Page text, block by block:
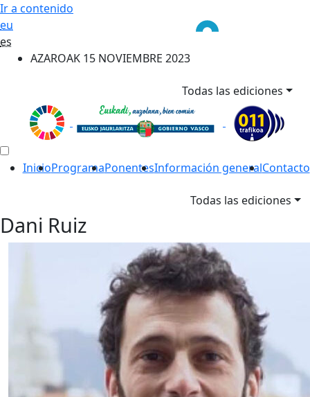
Ir a contenido
eu
es
AZAROAK 15 NOVIEMBRE 2023
Todas las ediciones
InicioProgramaPonentesInformación generalContacto
Todas las ediciones
Dani Ruiz